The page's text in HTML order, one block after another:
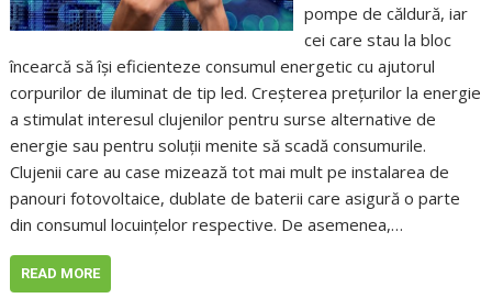
pompe de căldură, iar
cei care stau la bloc
încearcă să își eficienteze consumul energetic cu ajutorul
corpurilor de iluminat de tip led. Creșterea prețurilor la energie
a stimulat interesul clujenilor pentru surse alternative de
energie sau pentru soluții menite să scadă consumurile.
Clujenii care au case mizează tot mai mult pe instalarea de
panouri fotovoltaice, dublate de baterii care asigură o parte
din consumul locuințelor respective. De asemenea,…
READ MORE